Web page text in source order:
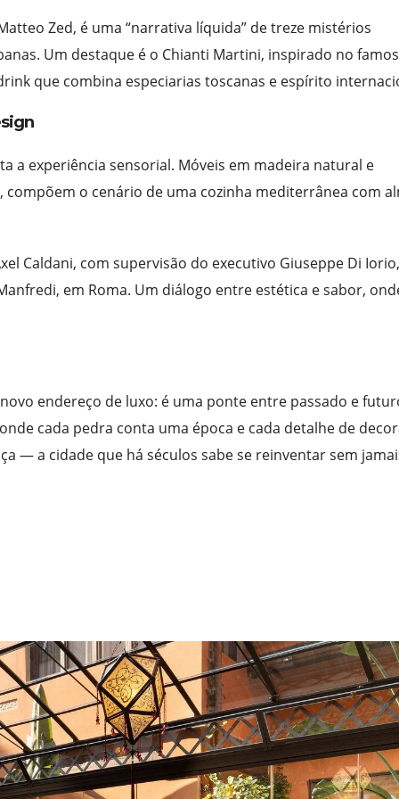
Zed, é uma “narrativa líquida” de treze mistérios
Um destaque é o Chianti Martini, inspirado no
que combina especiarias toscanas e espírito
a experiência sensorial. Móveis em madeira natural e
o cenário de uma cozinha mediterrânea com
Caldani, com supervisão do executivo Giuseppe Di
em Roma. Um diálogo entre estética e sabor,
endereço de luxo: é uma ponte entre passado e
cada pedra conta uma época e cada detalhe de
— a cidade que há séculos sabe se reinventar sem